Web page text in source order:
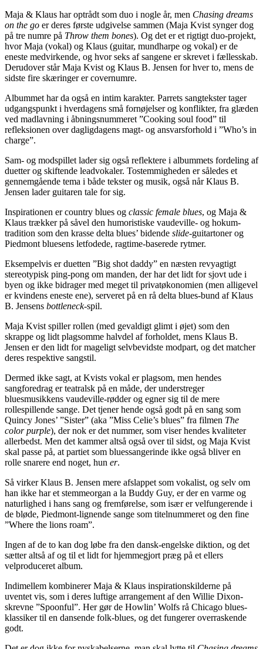
Maja & Klaus har optrådt som duo i nogle år, men Chasing dreams
on the go er deres første udgivelse sammen (Maja Kvist synger dog
på tre numre på Throw them bones). Og det er et rigtigt duo-projekt,
hvor Maja (vokal) og Klaus (guitar, mundharpe og vokal) er de
eneste medvirkende, og hvor seks af sangene er skrevet i fællesskab.
Derudover står Maja Kvist og Klaus B. Jensen for hver to, mens de
sidste fire skæringer er covernumre.
Albummet har da også en intim karakter. Parrets sangtekster tager
udgangspunkt i hverdagens små fornøjelser og konflikter, fra glæden
ved madlavning i åbningsnummeret ”Cooking soul food” til
refleksionen over dagligdagens magt- og ansvarsforhold i ”Who’s in
charge”.
Sam- og modspillet lader sig også reflektere i albummets fordeling af
duetter og skiftende leadvokaler. Tostemmigheden er således et
gennemgående tema i både tekster og musik, også når Klaus B.
Jensen lader guitaren tale for sig.
Inspirationen er country blues og classic female blues, og Maja &
Klaus trækker på såvel den humoristiske vaudeville- og hokum-
tradition som den krasse delta blues’ bidende slide-guitartoner og
Piedmont bluesens letfodede, ragtime-baserede rytmer.
Eksempelvis er duetten ”Big shot daddy” en næsten revyagtigt
stereotypisk ping-pong om manden, der har det lidt for sjovt ude i
byen og ikke bidrager med meget til privatøkonomien (men alligevel
er kvindens eneste ene), serveret på en rå delta blues-bund af Klaus
B. Jensens bottleneck-spil.
Maja Kvist spiller rollen (med gevaldigt glimt i øjet) som den
skrappe og lidt plagsomme halvdel af forholdet, mens Klaus B.
Jensen er den lidt for mageligt selvbevidste modpart, og det matcher
deres respektive sangstil.
Dermed ikke sagt, at Kvists vokal er plagsom, men hendes
sangforedrag er teatralsk på en måde, der understreger
bluesmusikkens vaudeville-rødder og egner sig til de mere
rollespillende sange. Det tjener hende også godt på en sang som
Quincy Jones’ ”Sister” (aka ”Miss Celie’s blues” fra filmen The
color purple), der nok er det nummer, som viser hendes kvaliteter
allerbedst. Men det kammer altså også over til sidst, og Maja Kvist
skal passe på, at partiet som bluessangerinde ikke også bliver en
rolle snarere end noget, hun er.
Så virker Klaus B. Jensen mere afslappet som vokalist, og selv om
han ikke har et stemmeorgan a la Buddy Guy, er der en varme og
naturlighed i hans sang og fremførelse, som især er velfungerende i
de bløde, Piedmont-lignende sange som titelnummeret og den fine
”Where the lions roam”.
Ingen af de to kan dog løbe fra den dansk-engelske diktion, og det
sætter altså af og til et lidt for hjemmegjort præg på et ellers
velproduceret album.
Indimellem kombinerer Maja & Klaus inspirationskilderne på
uventet vis, som i deres luftige arrangement af den Willie Dixon-
skrevne ”Spoonful”. Her gør de Howlin’ Wolfs rå Chicago blues-
klassiker til en dansende folk-blues, og det fungerer overraskende
godt.